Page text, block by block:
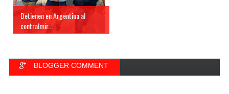
Detienen en Argentina al
contralmir...
BLOGGER COMMENT